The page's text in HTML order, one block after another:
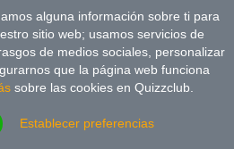
alguna información sobre ti para
sitio web; usamos servicios de
de medios sociales, personalizar
que la página web funciona
sobre las cookies en Quizzclub.
Establecer preferencias